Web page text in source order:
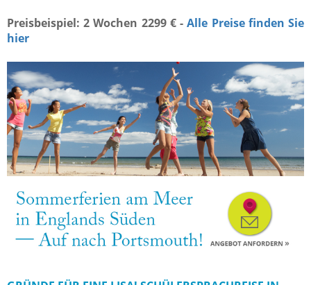
Preisbeispiel: 2 Wochen 2299 € -Alle Preise finden Sie
hier